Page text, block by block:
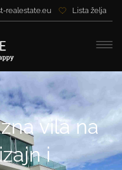
realestate.eu Lista želja
vila na
i